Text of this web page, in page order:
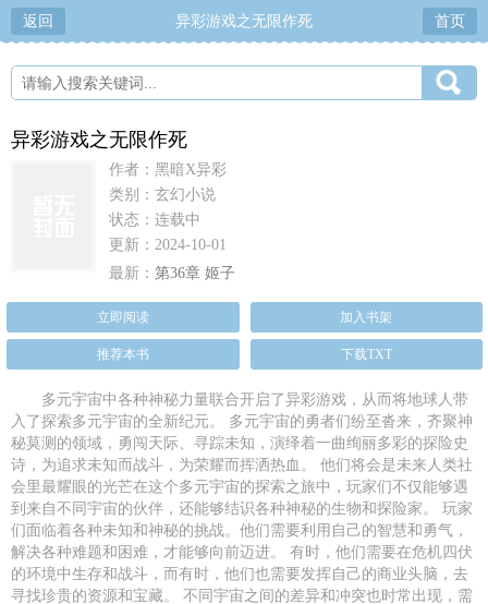
返回 异彩游戏之无限作死 首页
异彩游戏之无限作死
作者：黑暗X异彩
类别：玄幻小说
状态：连载中
更新：2024-10-01
最新： 第36章 姬子
立即阅读 加入书架
推荐本书 下载TXT
多元宇宙中各种神秘力量联合开启了异彩游戏，从而将地球人带
入了探索多元宇宙的全新纪元。 多元宇宙的勇者们纷至沓来，齐聚神
秘莫测的领域，勇闯天际、寻踪未知，演绎着一曲绚丽多彩的探险史
诗，为追求未知而战斗，为荣耀而挥洒热血。 他们将会是未来人类社
会里最耀眼的光芒在这个多元宇宙的探索之旅中，玩家们不仅能够遇
到来自不同宇宙的伙伴，还能够结识各种神秘的生物和探险家。 玩家
们面临着各种未知和神秘的挑战。他们需要利用自己的智慧和勇气，
解决各种难题和困难，才能够向前迈进。 有时，他们需要在危机四伏
的环境中生存和战斗，而有时，他们也需要发挥自己的商业头脑，去
寻找珍贵的资源和宝藏。 不同宇宙之间的差异和冲突也时常出现，需